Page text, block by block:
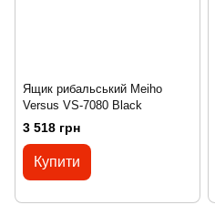
Ящик рибальський Meiho
Versus VS-7080 Black
3 518 грн
Купити